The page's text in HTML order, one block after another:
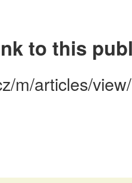
to this
m/articles/